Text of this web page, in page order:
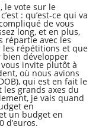
le vote sur le
: qu’est-ce qui va
de vous
long, et en plus,
répartie avec les
les répétitions et que
développer
invite plutôt à
où nous avions
qui est en fait le
grands axes du
je vais quand
en
un budget en
d’euros.